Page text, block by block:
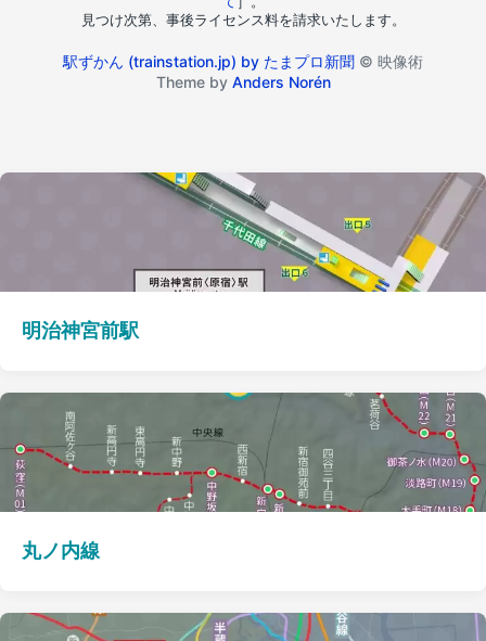
見つけ次第、事後ライセンス料を請求いたします。
駅ずかん (trainstation.jp) by たまプロ新聞 © 映像術
Theme by Anders Norén
明治神宮前駅
丸ノ内線